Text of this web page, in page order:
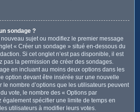
sondage ?
sujet ou modifiez le premier message
« Créer un sondage » situé en-dessous du
Si cet onglet n’est pas disponible, il est
pas la permission de créer des sondages.
en incluant au moins deux options dans les
option devant être insérée sur une nouvelle
le nombre d’options que les utilisateurs peuvent
vote, le nombre des « Options par
également spécifier une limite de temps en
utilisateurs à modifier leurs votes.